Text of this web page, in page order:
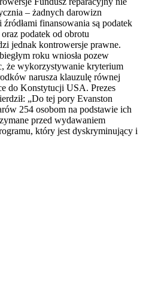
– żadnych darowizn
finansowania są podatek
podatek od obrotu
jednak kontrowersje prawne.
roku wniosła pozew
że wykorzystywanie kryterium
narusza klauzulę równej
do Konstytucji USA. Prezes
„Do tej pory Evanston
254 osobom na podstawie ich
przed wydawaniem
który jest dyskryminujący i